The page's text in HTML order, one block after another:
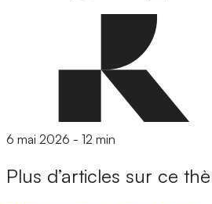
6 mai 2026 - 12 min
Plus d’articles sur ce